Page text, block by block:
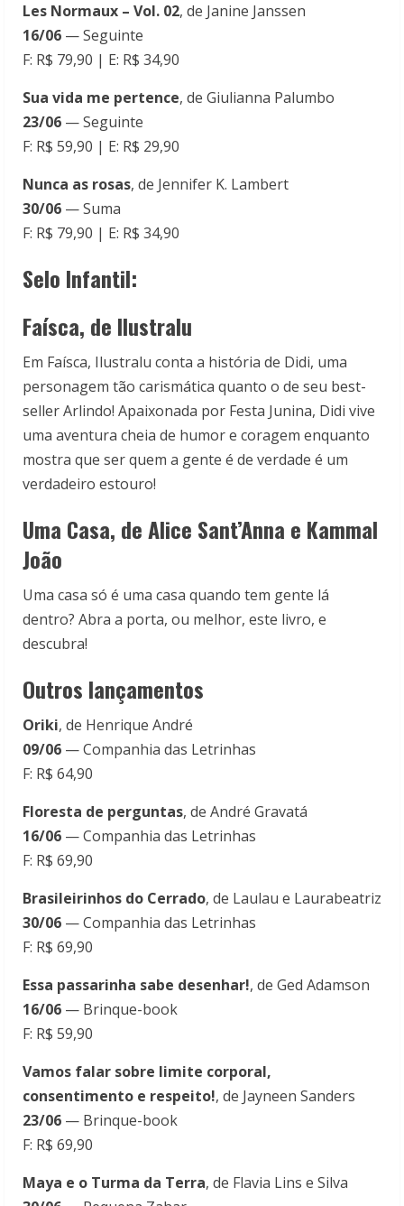
Les Normaux – Vol. 02, de Janine Janssen
16/06 — Seguinte
F: R$ 79,90 | E: R$ 34,90
Sua vida me pertence, de Giulianna Palumbo
23/06 — Seguinte
F: R$ 59,90 | E: R$ 29,90
Nunca as rosas, de Jennifer K. Lambert
30/06 — Suma
F: R$ 79,90 | E: R$ 34,90
Selo Infantil:
Faísca, de Ilustralu
Em Faísca, Ilustralu conta a história de Didi, uma
personagem tão carismática quanto o de seu best-
seller Arlindo! Apaixonada por Festa Junina, Didi vive
uma aventura cheia de humor e coragem enquanto
mostra que ser quem a gente é de verdade é um
verdadeiro estouro!
Uma Casa, de Alice Sant’Anna e Kammal
João
Uma casa só é uma casa quando tem gente lá
dentro? Abra a porta, ou melhor, este livro, e
descubra!
Outros lançamentos
Oriki, de Henrique André
09/06 — Companhia das Letrinhas
F: R$ 64,90
Floresta de perguntas, de André Gravatá
16/06 — Companhia das Letrinhas
F: R$ 69,90
Brasileirinhos do Cerrado, de Laulau e Laurabeatriz
30/06 — Companhia das Letrinhas
F: R$ 69,90
Essa passarinha sabe desenhar!, de Ged Adamson
16/06 — Brinque-book
F: R$ 59,90
Vamos falar sobre limite corporal,
consentimento e respeito!, de Jayneen Sanders
23/06 — Brinque-book
F: R$ 69,90
Maya e o Turma da Terra, de Flavia Lins e Silva